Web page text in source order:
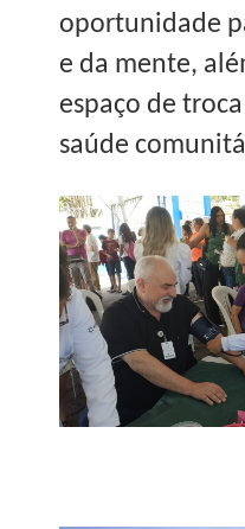
oportunidade
e da mente,
espaço de
saúde